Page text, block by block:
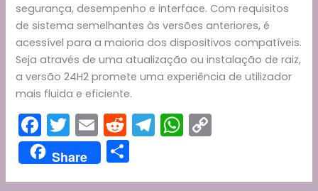
segurança, desempenho e interface. Com requisitos
de sistema semelhantes às versões anteriores, é
acessível para a maioria dos dispositivos compatíveis.
Seja através de uma atualização ou instalação de raiz,
a versão 24H2 promete uma experiência de utilizador
mais fluida e eficiente.
F
a
c
T
w
itt
E
m
ai
R
e
d
T
el
W
h
Share
h